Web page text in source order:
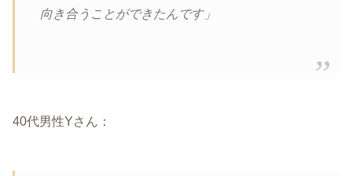
向き合うことができたんです」
40代男性Yさん：